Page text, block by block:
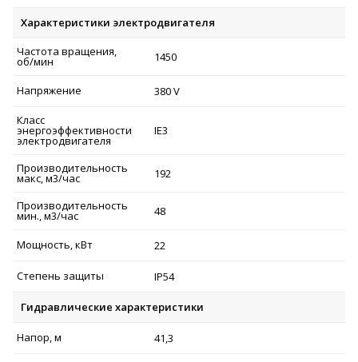
Характеристики электродвигателя
Частота вращения,
об/мин 1450
Напряжение
380 V
Класс
энергоэффективности
электродвигателя
IE3
Производительность
макс, м3/час 192
Производительность
мин., м3/час 48
Мощность, кВт 22
Степень защиты IP54
Гидравлические характеристики
Напор, м 41,3